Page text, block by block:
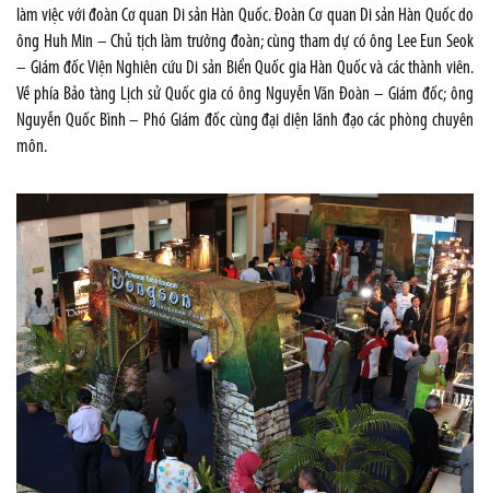
làm việc với đoàn Cơ quan Di sản Hàn Quốc. Đoàn Cơ quan Di sản Hàn Quốc do
ông Huh Min – Chủ tịch làm trưởng đoàn; cùng tham dự có ông Lee Eun Seok
– Giám đốc Viện Nghiên cứu Di sản Biển Quốc gia Hàn Quốc và các thành viên.
Về phía Bảo tàng Lịch sử Quốc gia có ông Nguyễn Văn Đoàn – Giám đốc; ông
Nguyễn Quốc Bình – Phó Giám đốc cùng đại diện lãnh đạo các phòng chuyên
môn.